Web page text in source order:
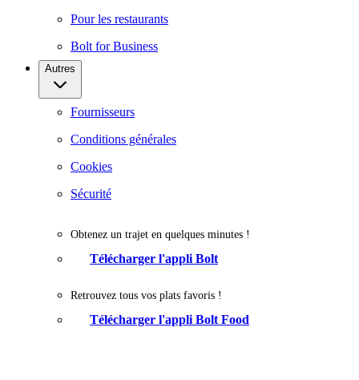
Pour les restaurants
Bolt for Business
Autres
Fournisseurs
Conditions générales
Cookies
Sécurité
Obtenez un trajet en quelques minutes !
Télécharger l'appli Bolt
Retrouvez tous vos plats favoris !
Télécharger l'appli Bolt Food